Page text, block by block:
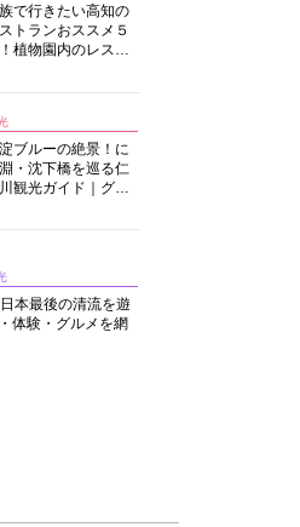
で行きたい高知の
トランおススメ５
植物園内のレスト
ブルーの絶景！に
・沈下橋を巡る仁
観光ガイド｜グル
本最後の清流を遊
体験・グルメを網